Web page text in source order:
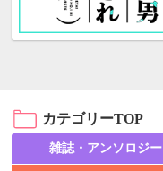
カテゴリーTOP
雑誌・アンソロジー